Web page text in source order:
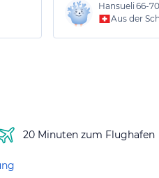
Hansueli 66-70
Aus der
20 Minuten zum Flughafen